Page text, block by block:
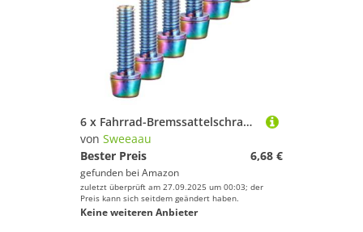
6 x Fahrrad-Bremssattelschrauben, Edelstahlschrauben, Halterungen für Zubehörmontage, hochfeste Legierungen, Fahrradschrauben
von Sweeaau
Bester Preis
6,68 €
gefunden bei Amazon
zuletzt überprüft am 27.09.2025 um 00:03; der
Preis kann sich seitdem geändert haben.
Keine weiteren Anbieter